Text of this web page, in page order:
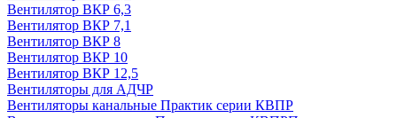
Вентилятор ВКР 6,3
Вентилятор ВКР 7,1
Вентилятор ВКР 8
Вентилятор ВКР 10
Вентилятор ВКР 12,5
Вентиляторы для АДЧР
Вентиляторы канальные Практик серии КВПР